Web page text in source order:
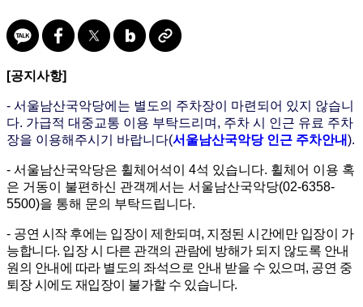
[공지사항]
- 서울남산국악당에는 별도의 주차장이 마련되어 있지 않습니
다. 가급적 대중교통 이용 부탁드리며, 주차 시 인근 유료 주차
장을 이용해주시기 바랍니다(서울남산국악당 인근 주차안내).
- 서울남산국악당은 휠체어석이 4석 있습니다. 휠체어 이용 혹
은 거동이 불편하신 관객께서는 서울남산국악당(02-6358-
5500)을 통해 문의 부탁드립니다.
- 공연 시작 후에는 입장이 제한되며, 지정된 시간에만 입장이 가
능합니다. 입장 시 다른 관객의 관람에 방해가 되지 않도록 안내
원의 안내에 따라 별도의 좌석으로 안내 받을 수 있으며, 공연 중
퇴장 시에도 재입장이 불가할 수 있습니다.